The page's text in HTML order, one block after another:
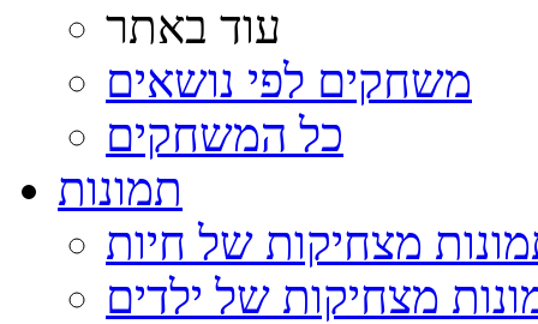
עוד באתר
משחקים לפי נושאים
כל המשחקים
תמונות
מצחיקות של חיות
מצחיקות של ילדים